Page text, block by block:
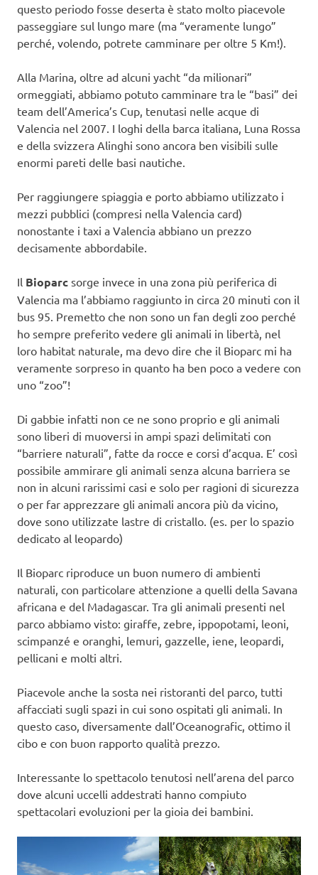
questo periodo fosse deserta è stato molto piacevole
passeggiare sul lungo mare (ma “veramente lungo”
perché, volendo, potrete camminare per oltre 5 Km!).
Alla Marina, oltre ad alcuni yacht “da milionari”
ormeggiati, abbiamo potuto camminare tra le “basi” dei
team dell’America’s Cup, tenutasi nelle acque di
Valencia nel 2007. I loghi della barca italiana, Luna Rossa
e della svizzera Alinghi sono ancora ben visibili sulle
enormi pareti delle basi nautiche.
Per raggiungere spiaggia e porto abbiamo utilizzato i
mezzi pubblici (compresi nella Valencia card)
nonostante i taxi a Valencia abbiano un prezzo
decisamente abbordabile.
Il Bioparc sorge invece in una zona più periferica di
Valencia ma l’abbiamo raggiunto in circa 20 minuti con il
bus 95. Premetto che non sono un fan degli zoo perché
ho sempre preferito vedere gli animali in libertà, nel
loro habitat naturale, ma devo dire che il Bioparc mi ha
veramente sorpreso in quanto ha ben poco a vedere con
uno “zoo”!
Di gabbie infatti non ce ne sono proprio e gli animali
sono liberi di muoversi in ampi spazi delimitati con
“barriere naturali”, fatte da rocce e corsi d’acqua. E’ così
possibile ammirare gli animali senza alcuna barriera se
non in alcuni rarissimi casi e solo per ragioni di sicurezza
o per far apprezzare gli animali ancora più da vicino,
dove sono utilizzate lastre di cristallo. (es. per lo spazio
dedicato al leopardo)
Il Bioparc riproduce un buon numero di ambienti
naturali, con particolare attenzione a quelli della Savana
africana e del Madagascar. Tra gli animali presenti nel
parco abbiamo visto: giraffe, zebre, ippopotami, leoni,
scimpanzé e oranghi, lemuri, gazzelle, iene, leopardi,
pellicani e molti altri.
Piacevole anche la sosta nei ristoranti del parco, tutti
affacciati sugli spazi in cui sono ospitati gli animali. In
questo caso, diversamente dall’Oceanografic, ottimo il
cibo e con buon rapporto qualità prezzo.
Interessante lo spettacolo tenutosi nell’arena del parco
dove alcuni uccelli addestrati hanno compiuto
spettacolari evoluzioni per la gioia dei bambini.